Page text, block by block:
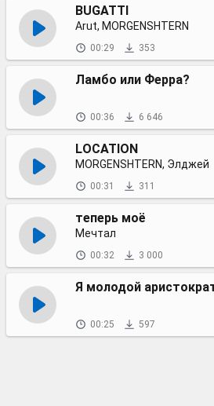
BUGATTI
Arut, MORGENSHTERN
00:29 353
Ламбо или Ферра?
00:36 6 646
LOCATION
MORGENSHTERN, Элджей
00:31 311
теперь моё
Мечтал
00:32 3 000
Я молодой
00:25 597